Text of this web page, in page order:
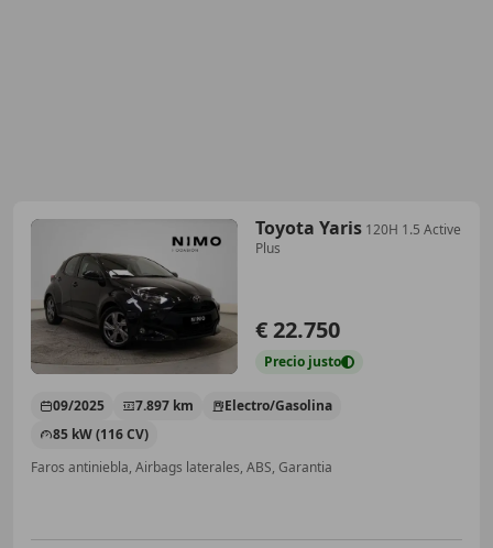
Toyota Yaris 120H 1.5 Active
Plus
€ 22.750
Precio justo
09/2025 7.897 km
Electro/Gasolina
85 kW (116 CV)
Faros antiniebla, Airbags laterales, ABS, Garantia